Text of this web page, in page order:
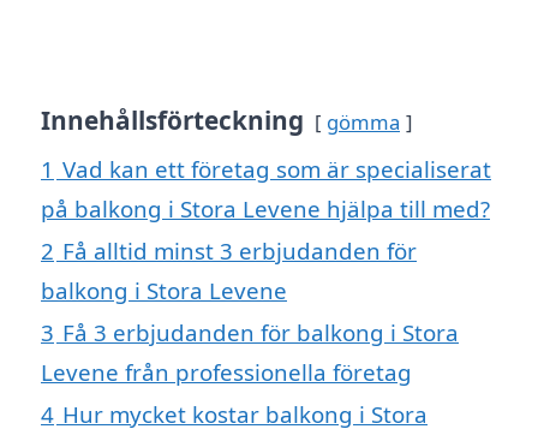
Innehållsförteckning gömma
1 Vad kan ett företag som är specialiserat
på balkong i Stora Levene hjälpa till med?
2 Få alltid minst 3 erbjudanden för
balkong i Stora Levene
3 Få 3 erbjudanden för balkong i Stora
Levene från professionella företag
4 Hur mycket kostar balkong i Stora